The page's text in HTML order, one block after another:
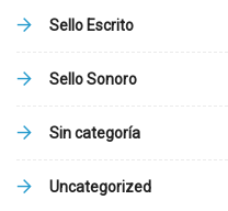
Sello Escrito
Sello Sonoro
Sin categoría
Uncategorized